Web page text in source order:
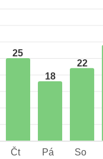
25
18
22
Čt Pá So